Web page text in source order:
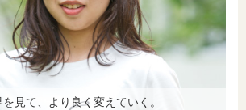
見て、より良く変えていく。